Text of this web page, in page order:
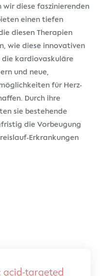
wir diese faszinierenden
einen tiefen
diesen Therapien
wie diese innovativen
die kardiovaskuläre
und neue,
für Herz-
Durch ihre
sie bestehende
die Vorbeugung
Erkrankungen
acid-targeted